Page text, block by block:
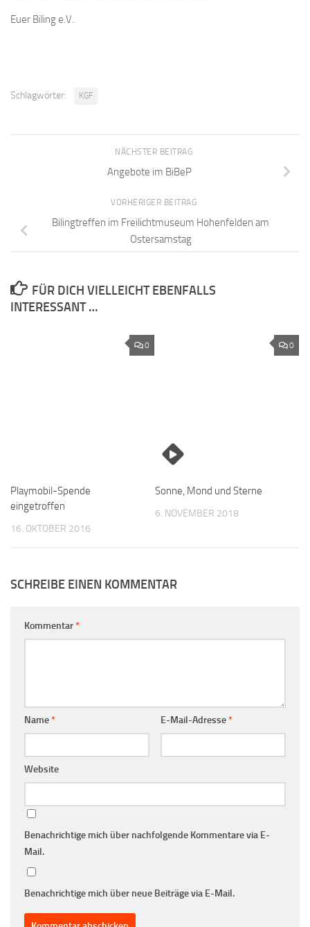
Euer Biling e.V.
Schlagwörter: KGF
NÄCHSTER BEITRAG
Angebote im BiBeP
VORHERIGER BEITRAG
Bilingtreffen im Freilichtmuseum Hohenfelden am
Ostersamstag
FÜR DICH VIELLEICHT EBENFALLS
INTERESSANT …
0
Playmobil-Spende
eingetroffen
16. OKTOBER 2016
0
Sonne, Mond und Sterne
6. NOVEMBER 2018
SCHREIBE EINEN KOMMENTAR
Kommentar*
Name* E-Mail-Adresse*
Website
Benachrichtige mich über nachfolgende Kommentare via E-
Mail.
Benachrichtige mich über neue Beiträge via E-Mail.